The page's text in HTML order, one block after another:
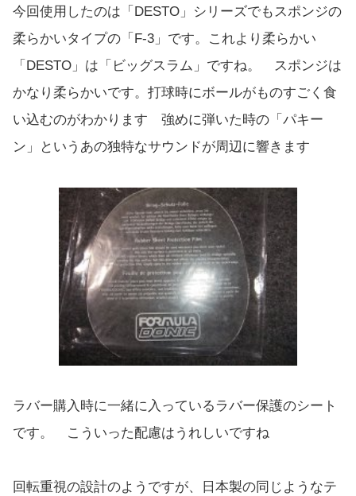
今回使用したのは「DESTO」シリーズでもスポンジの
柔らかいタイプの「F-3」です。これより柔らかい
「DESTO」は「ビッグスラム」ですね。 スポンジは
かなり柔らかいです。打球時にボールがものすごく食
い込むのがわかります 強めに弾いた時の「パキー
ン」というあの独特なサウンドが周辺に響きます
ラバー購入時に一緒に入っているラバー保護のシート
です。 こういった配慮はうれしいですね
回転重視の設計のようですが、日本製の同じようなテ